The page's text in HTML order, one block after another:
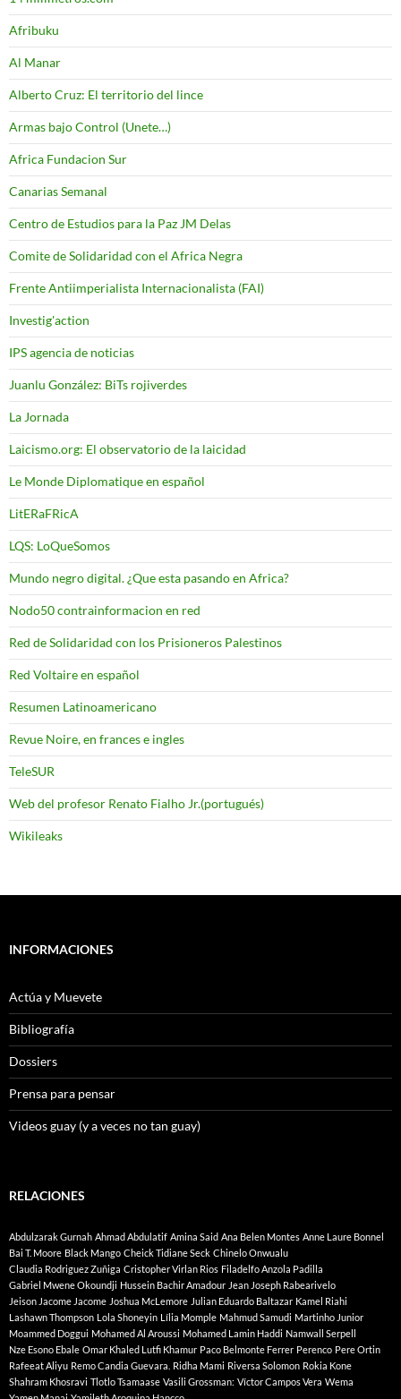
Afribuku
Al Manar
Alberto Cruz: El territorio del lince
Armas bajo Control (Unete…)
Africa Fundacion Sur
Canarias Semanal
Centro de Estudios para la Paz JM Delas
Comite de Solidaridad con el Africa Negra
Frente Antiimperialista Internacionalista (FAI)
Investig'action
IPS agencia de noticias
Juanlu González: BiTs rojiverdes
La Jornada
Laicismo.org: El observatorio de la laicidad
Le Monde Diplomatique en español
LitERaFRicA
LQS: LoQueSomos
Mundo negro digital. ¿Que esta pasando en Africa?
Nodo50 contrainformacion en red
Red de Solidaridad con los Prisioneros Palestinos
Red Voltaire en español
Resumen Latinoamericano
Revue Noire, en frances e ingles
TeleSUR
Web del profesor Renato Fialho Jr.(portugués)
Wikileaks
INFORMACIONES
Actúa y Muevete
Bibliografía
Dossiers
Prensa para pensar
Videos guay (y a veces no tan guay)
RELACIONES
Abdulzarak Gurnah Ahmad Abdulatif Amina Said Ana Belen Montes Anne Laure Bonnel
Bai T. Moore Black Mango Cheick Tidiane Seck Chinelo Onwualu
Claudia Rodriguez Zuñiga Cristopher Virlan Rios Filadelfo Anzola Padilla
Gabriel Mwene Okoundji Hussein Bachir Amadour Jean Joseph Rabearivelo
Jeison Jacome Jacome Joshua McLemore Julian Eduardo Baltazar Kamel Riahi
Lashawn Thompson Lola Shoneyin Lília Momple Mahmud Samudi Martinho Junior
Moammed Doggui Mohamed Al Aroussi Mohamed Lamin Haddi Namwall Serpell
Nze Esono Ebale Omar Khaled Lutfi Khamur Paco Belmonte Ferrer Perenco Pere Ortin
Rafeeat Aliyu Remo Candia Guevara. Ridha Mami Riversa Solomon Rokia Kone
Shahram Khosravi Tlotlo Tsamaase Vasili Grossman: Víctor Campos Vera Wema